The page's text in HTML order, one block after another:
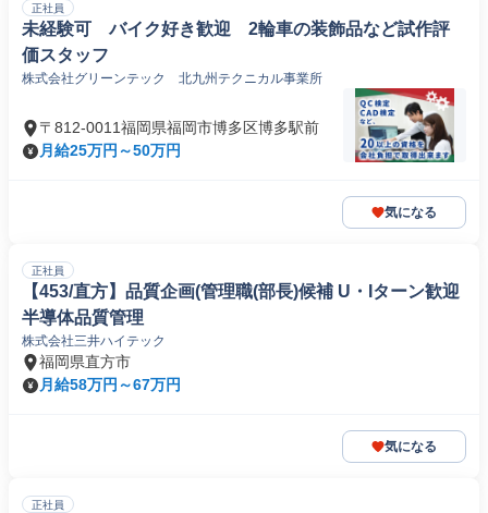
正社員
未経験可 バイク好き歓迎 2輪車の装飾品など試作評
価スタッフ
株式会社グリーンテック 北九州テクニカル事業所
〒812-0011福岡県福岡市博多区博多駅前
月給25万円～50万円
気になる
正社員
【453/直方】品質企画(管理職(部長)候補 U・Iターン歓迎
半導体品質管理
株式会社三井ハイテック
福岡県直方市
月給58万円～67万円
気になる
正社員